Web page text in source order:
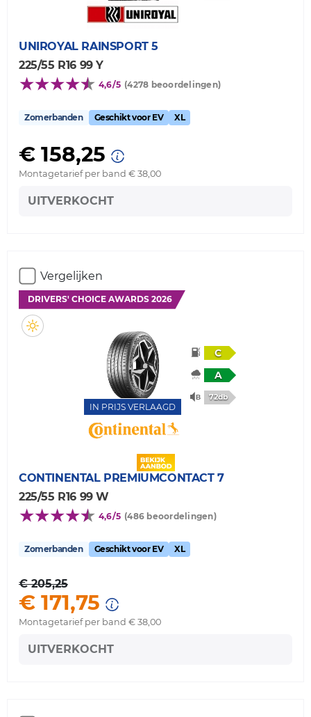
UNIROYAL RAINSPORT 5
225/55 R16 99 Y
4,6/5 (4278 beoordelingen)
Zomerbanden Geschikt voor EV XL
€ 158,25
Montagetarief per band € 38,00
UITVERKOCHT
Vergelijken
DRIVERS' CHOICE AWARDS 2026
IN PRIJS VERLAAGD
C
A
72db
CONTINENTAL PREMIUMCONTACT 7
225/55 R16 99 W
4,6/5 (486 beoordelingen)
Zomerbanden Geschikt voor EV XL
€ 205,25
€ 171,75
Montagetarief per band € 38,00
UITVERKOCHT